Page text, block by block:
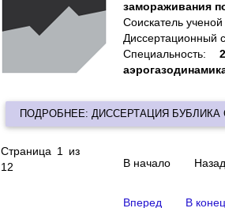
замораживания
Cоискатель
Диссертационный
Специальность:
ПОДРОБНЕЕ: ДИССЕРТАЦИЯ БУБЛИКА
Страница 1 из
12
В начало Назад
Вперед В конец